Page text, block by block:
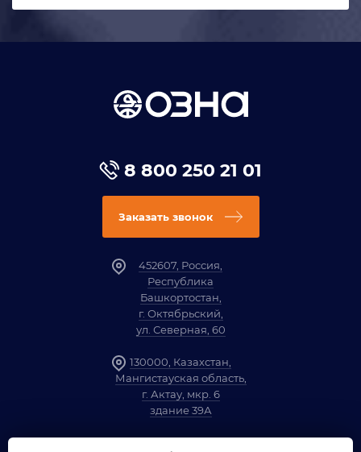
8 800 250 21 01
Заказать звонок
452607, Россия,
Республика
Башкортостан,
г. Октябрьский,
ул. Северная, 60
130000, Казахстан,
Мангистауская область,
г. Актау, мкр. 6
здание 39А